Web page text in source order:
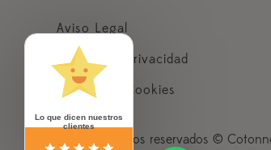
Aviso Legal
Política de Privacidad
Política de Cookies
Todos los derechos reservados ©
Lo que dicen nuestros
clientes